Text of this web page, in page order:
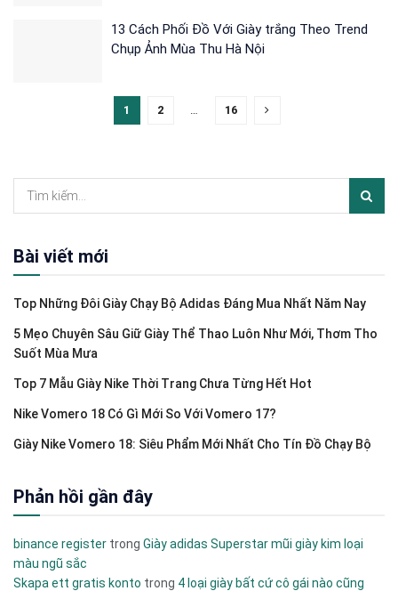
13 Cách Phối Đồ Với Giày trắng Theo Trend
Chụp Ảnh Mùa Thu Hà Nội
1 2 … 16
Bài viết mới
Top Những Đôi Giày Chạy Bộ Adidas Đáng Mua Nhất Năm Nay
5 Mẹo Chuyên Sâu Giữ Giày Thể Thao Luôn Như Mới, Thơm Tho
Suốt Mùa Mưa
Top 7 Mẫu Giày Nike Thời Trang Chưa Từng Hết Hot
Nike Vomero 18 Có Gì Mới So Với Vomero 17?
Giày Nike Vomero 18: Siêu Phẩm Mới Nhất Cho Tín Đồ Chạy Bộ
Phản hồi gần đây
binance register trong Giày adidas Superstar mũi giày kim loại
màu ngũ sắc
Skapa ett gratis konto trong 4 loại giày bất cứ cô gái nào cũng